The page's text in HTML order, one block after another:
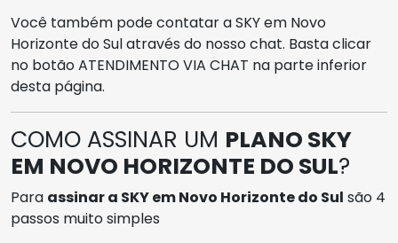
Você também pode contatar a SKY em Novo
Horizonte do Sul através do nosso chat. Basta clicar
no botão ATENDIMENTO VIA CHAT na parte inferior
desta página.
COMO ASSINAR UM PLANO SKY
EM NOVO HORIZONTE DO SUL?
Para assinar a SKY em Novo Horizonte do Sul são 4
passos muito simples